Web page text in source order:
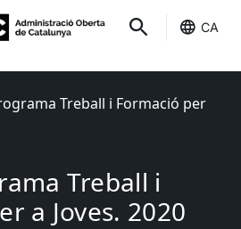
CA
Treball i Formació per
Treball i
a Joves. 2020